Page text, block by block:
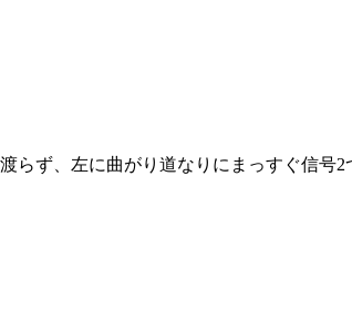
ず、左に曲がり道なりにまっすぐ信号